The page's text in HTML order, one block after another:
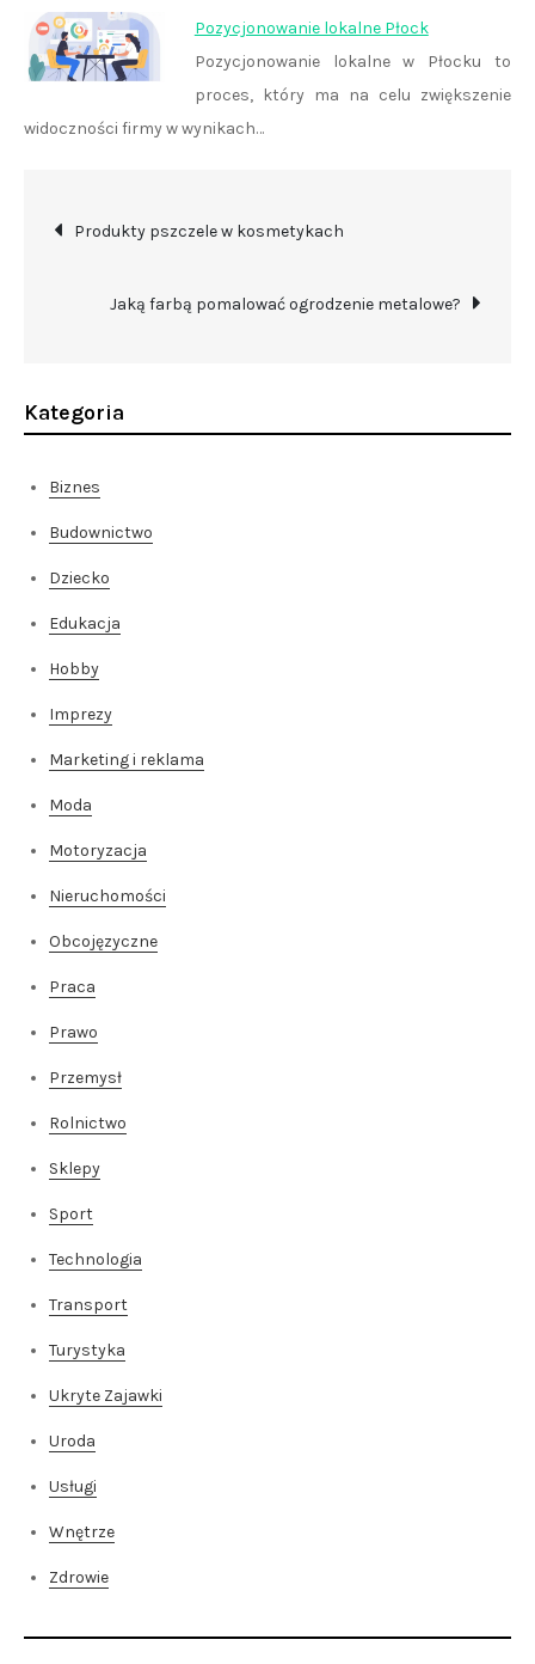
Pozycjonowanie lokalne Płock
Pozycjonowanie lokalne w Płocku to
proces, który ma na celu zwiększenie
widoczności firmy w wynikach…
Nawigacja
wpisu
Produkty pszczele w kosmetykach
Jaką farbą pomalować ogrodzenie metalowe?
Kategoria
Biznes
Budownictwo
Dziecko
Edukacja
Hobby
Imprezy
Marketing i reklama
Moda
Motoryzacja
Nieruchomości
Obcojęzyczne
Praca
Prawo
Przemysł
Rolnictwo
Sklepy
Sport
Technologia
Transport
Turystyka
Ukryte Zajawki
Uroda
Usługi
Wnętrze
Zdrowie